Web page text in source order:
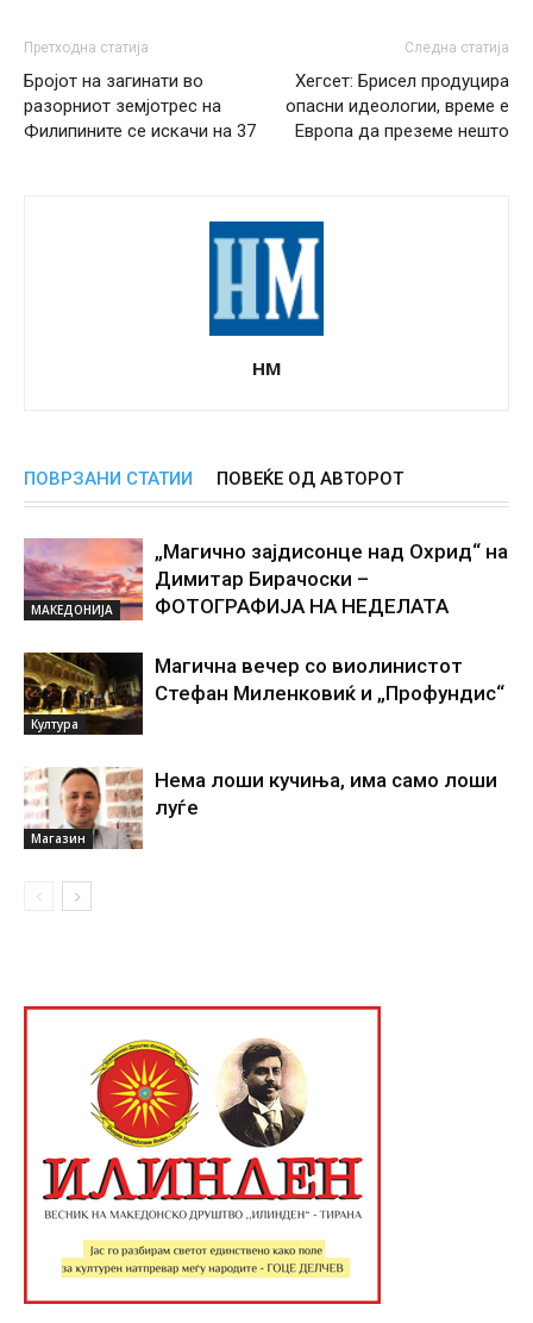
Претходна статија
Бројот на загинати во
разорниот земјотрес на
Филипините се искачи на 37
Следна статија
Хегсет: Брисел продуцира
опасни идеологии, време е
Европа да преземе нешто
НМ
ПОВРЗАНИ СТАТИИ ПОВЕЌЕ ОД АВТОРОТ
МАКЕДОНИЈА
„Магично зајдисонце над Охрид“ на
Димитар Бирачоски –
ФОТОГРАФИЈА НА НЕДЕЛАТА
Култура
Магична вечер со виолинистот
Стефан Миленковиќ и „Профундис“
Магазин
Нема лоши кучиња, има само лоши
луѓе